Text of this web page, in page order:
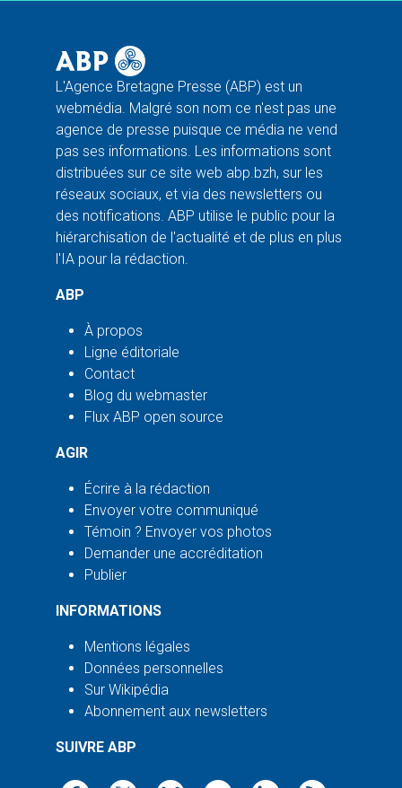
L'Agence Bretagne Presse (ABP) est un
webmédia. Malgré son nom ce n'est pas une
agence de presse puisque ce média ne vend
pas ses informations. Les informations sont
distribuées sur ce site web abp.bzh, sur les
réseaux sociaux, et via des newsletters ou
des notifications. ABP utilise le public pour la
hiérarchisation de l'actualité et de plus en plus
l'IA pour la rédaction.
ABP
À propos
Ligne éditoriale
Contact
Blog du webmaster
Flux ABP open source
AGIR
Écrire à la rédaction
Envoyer votre communiqué
Témoin ? Envoyer vos photos
Demander une accréditation
Publier
INFORMATIONS
Mentions légales
Données personnelles
Sur Wikipédia
Abonnement aux newsletters
SUIVRE ABP